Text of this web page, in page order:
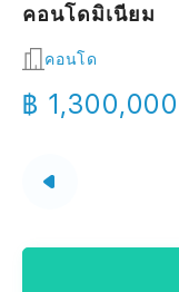
คอนโดมิเนียม
คอนโด
฿ 1,300,000